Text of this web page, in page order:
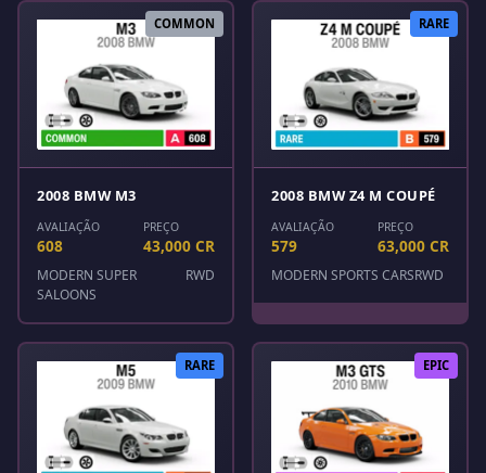
COMMON
2008 BMW M3
AVALIAÇÃO
608
PREÇO
43,000 CR
MODERN SUPER
SALOONS
RWD
RARE
2008 BMW Z4 M COUPÉ
AVALIAÇÃO
579
PREÇO
63,000 CR
MODERN SPORTS CARSRWD
RARE EPIC